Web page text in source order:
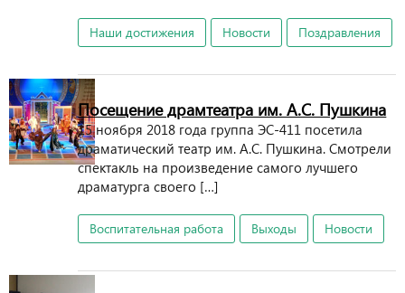
Наши достижения Новости Поздравления
Посещение драмтеатра им. А.С. Пушкина
15 ноября 2018 года группа ЭС-411 посетила
драматический театр им. А.С. Пушкина. Смотрели
спектакль на произведение самого лучшего
драматурга своего […]
Воспитательная работа Выходы Новости